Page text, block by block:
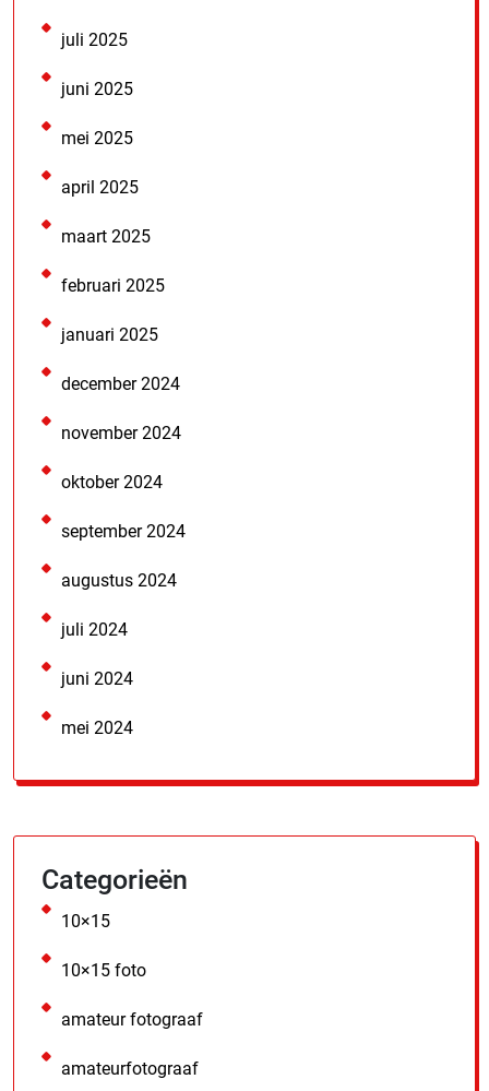
juli 2025
juni 2025
mei 2025
april 2025
maart 2025
februari 2025
januari 2025
december 2024
november 2024
oktober 2024
september 2024
augustus 2024
juli 2024
juni 2024
mei 2024
Categorieën
10×15
10×15 foto
amateur fotograaf
amateurfotograaf